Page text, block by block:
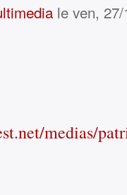
le ven,
medias/